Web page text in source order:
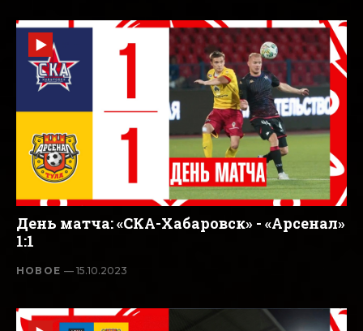
День матча: «СКА-Хабаровск» - «Арсенал»
1:1
НОВОЕ— 15.10.2023